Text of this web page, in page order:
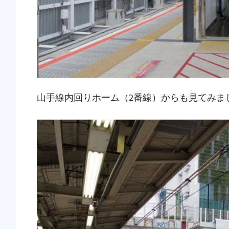
山手線内回りホーム（2番線）からも見てみま